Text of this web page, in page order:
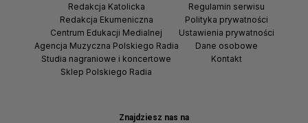
Znajdziesz nas na
Redakcja Katolicka
Redakcja Ekumeniczna
Centrum Edukacji Medialnej
Agencja Muzyczna Polskiego Radia
Studia nagraniowe i koncertowe
Sklep Polskiego Radia
Regulamin serwisu
Polityka prywatności
Ustawienia prywatności
Dane osobowe
Kontakt